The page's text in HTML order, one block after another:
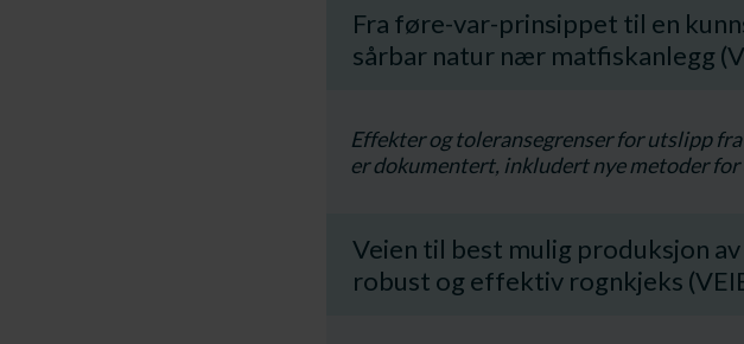
Fra føre-var-prinsippet til en
sårbar natur nær matfiskanlegg
​Effekter og toleransegrenser for utslipp
er dokumentert, inkludert nye metoder for
Veien til best mulig produksjon
robust og effektiv rognkjeks